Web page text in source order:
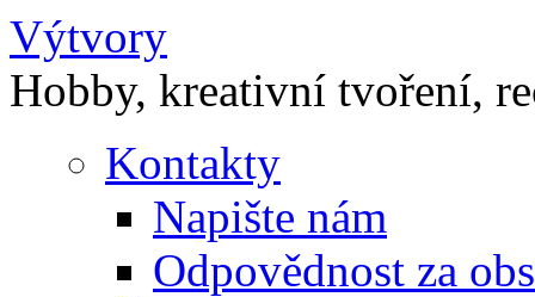
Výtvory
Hobby, kreativní tvoření,
Kontakty
Napište nám
Odpovědnost za